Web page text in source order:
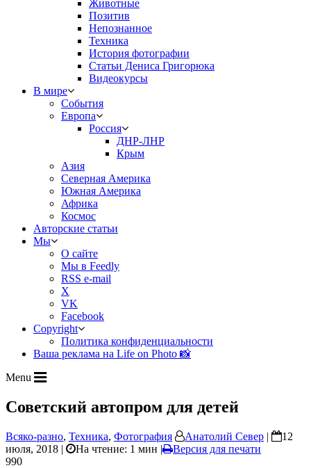
Животные
Позитив
Непознанное
Техника
История фотографии
Статьи Дениса Григорюка
Видеокурсы
В мире
События
Европа
Россия
ДНР-ЛНР
Крым
Азия
Северная Америка
Южная Америка
Африка
Космос
Авторские статьи
Мы
О сайте
Мы в Feedly
RSS e-mail
X
VK
Facebook
Copyright
Политика конфиденциальности
Ваша реклама на Life on Photo 📸
Menu
Советский автопром для детей
Всяко-разно, Техника, Фотография Анатолий Север |
12
июля, 2018 |
На чтение: 1 мин |
Версия для печати
990